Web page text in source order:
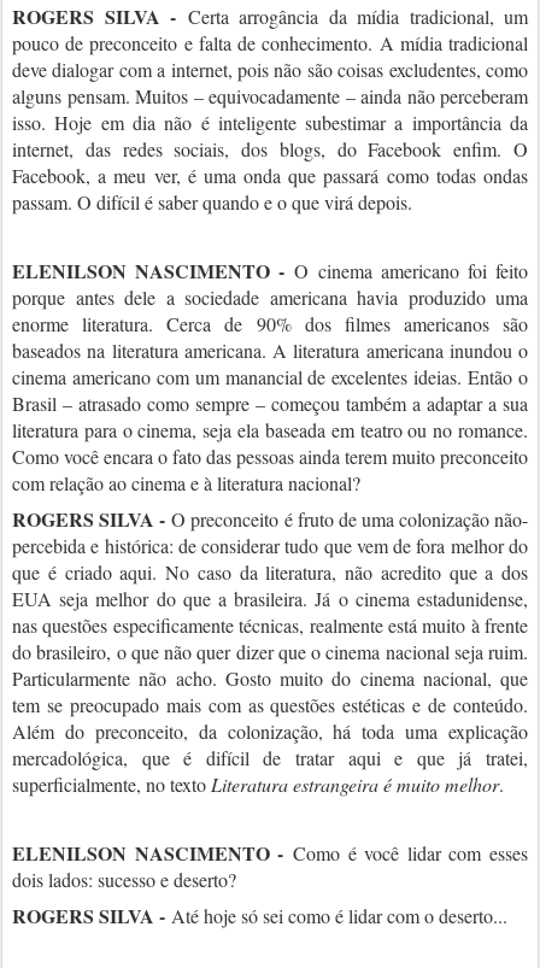
ROGERS SILVA - Certa arrogância da mídia tradicional, um
pouco de preconceito e falta de conhecimento. A mídia tradicional
deve dialogar com a internet, pois não são coisas excludentes, como
alguns pensam. Muitos – equivocadamente – ainda não perceberam
isso. Hoje em dia não é inteligente subestimar a importância da
internet, das redes sociais, dos blogs, do Facebook enfim. O
Facebook, a meu ver, é uma onda que passará como todas ondas
passam. O difícil é saber quando e o que virá depois.
ELENILSON NASCIMENTO -O cinema americano foi feito
porque antes dele a sociedade americana havia produzido uma
enorme literatura. Cerca de 90% dos filmes americanos são
baseados na literatura americana. A literatura americana inundou o
cinema americano com um manancial de excelentes ideias. Então o
Brasil – atrasado como sempre – começou também a adaptar a sua
literatura para o cinema, seja ela baseada em teatro ou no romance.
Como você encara o fato das pessoas ainda terem muito preconceito
com relação ao cinema e à literatura nacional?
ROGERS SILVA -O preconceito é fruto de uma colonização não-
percebida e histórica: de considerar tudo que vem de fora melhor do
que é criado aqui. No caso da literatura, não acredito que a dos
EUA seja melhor do que a brasileira. Já o cinema estadunidense,
nas questões especificamente técnicas, realmente está muito à frente
do brasileiro, o que não quer dizer que o cinema nacional seja ruim.
Particularmente não acho. Gosto muito do cinema nacional, que
tem se preocupado mais com as questões estéticas e de conteúdo.
Além do preconceito, da colonização, há toda uma explicação
mercadológica, que é difícil de tratar aqui e que já tratei,
superficialmente, no texto Literatura estrangeira é muito melhor.
ELENILSON NASCIMENTO - Como é você lidar com esses
dois lados: sucesso e deserto?
ROGERS SILVA - Até hoje só sei como é lidar com o deserto...